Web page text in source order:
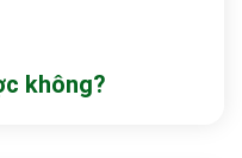
không?